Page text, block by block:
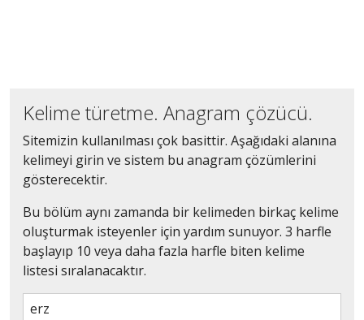
Kelime türetme. Anagram çözücü.
Sitemizin kullanılması çok basittir. Aşağıdaki alanına
kelimeyi girin ve sistem bu anagram çözümlerini
gösterecektir.
Bu bölüm aynı zamanda bir kelimeden birkaç kelime
oluşturmak isteyenler için yardım sunuyor. 3 harfle
başlayıp 10 veya daha fazla harfle biten kelime
listesi sıralanacaktır.